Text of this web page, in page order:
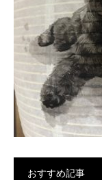
おすすめ記事